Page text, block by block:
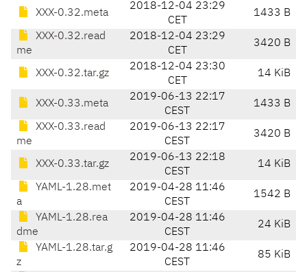
XXX-0.32.meta
2018-12-04 23:29
CET
1433 B
XXX-0.32.read
me
2018-12-04 23:29
CET
3420 B
XXX-0.32.tar.gz
2018-12-04 23:30
CET
14 KiB
XXX-0.33.meta
2019-06-13 22:17
CEST
1433 B
XXX-0.33.read
me
2019-06-13 22:17
CEST
3420 B
XXX-0.33.tar.gz
2019-06-13 22:18
CEST
14 KiB
YAML-1.28.met
a
2019-04-28 11:46
CEST
1542 B
YAML-1.28.rea
dme
2019-04-28 11:46
CEST
24 KiB
YAML-1.28.tar.g
z
2019-04-28 11:46
CEST
85 KiB